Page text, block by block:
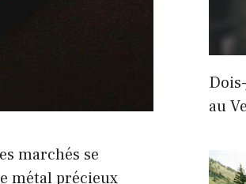
marchés se
métal précieux
au